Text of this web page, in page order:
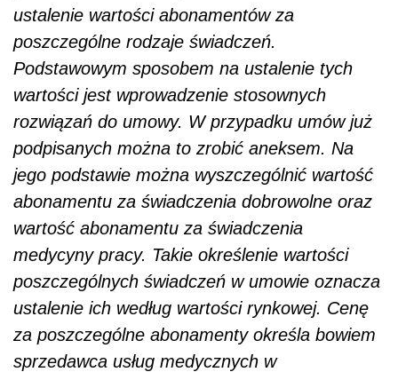
ustalenie wartości abonamentów za
poszczególne rodzaje świadczeń.
Podstawowym sposobem na ustalenie tych
wartości jest wprowadzenie stosownych
rozwiązań do umowy. W przypadku umów już
podpisanych można to zrobić aneksem. Na
jego podstawie można wyszczególnić wartość
abonamentu za świadczenia dobrowolne oraz
wartość abonamentu za świadczenia
medycyny pracy. Takie określenie wartości
poszczególnych świadczeń w umowie oznacza
ustalenie ich według wartości rynkowej. Cenę
za poszczególne abonamenty określa bowiem
sprzedawca usług medycznych w